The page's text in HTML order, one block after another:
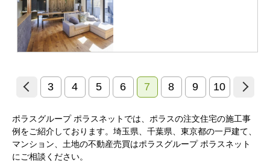
3 4 5 6 7 8 9 10
ポラスグループ ポラスネットでは、ポラスの注文住宅の施工事
例をご紹介しております。埼玉県、千葉県、東京都の一戸建て、
マンション、土地の不動産売買はポラスグループ ポラスネット
にご相談ください。